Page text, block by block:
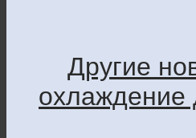
Другие
охлаждение